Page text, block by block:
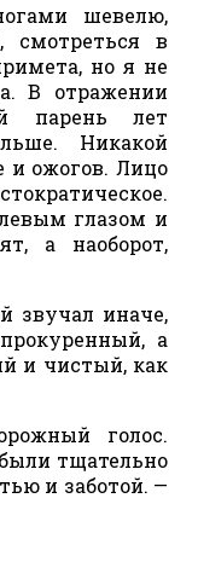
шевелю,
смотреться в
но я не
В отражении
парень лет
Никакой
и ожогов. Лицо
глазом и
а наоборот,
звучал иначе,
а
и чистый, как
голос.
тщательно
и заботой. —